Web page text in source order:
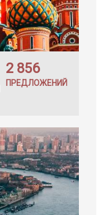
2 856
ПРЕДЛОЖЕНИЙ